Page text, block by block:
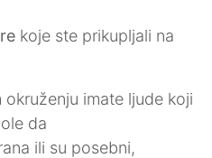
koje ste prikupljali na
imate ljude koji
da
ili su posebni,